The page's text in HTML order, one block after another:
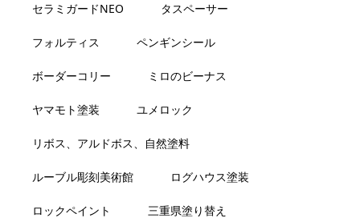
セラミガードNEO タスペーサー
フォルティス ペンギンシール
ボーダーコリー ミロのビーナス
ヤマモト塗装 ユメロック
リボス、アルドボス、自然塗料
ルーブル彫刻美術館 ログハウス塗装
ロックペイント 三重県塗り替え